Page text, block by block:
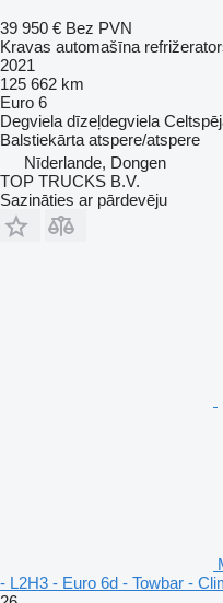
39 950 € Bez PVN
Kravas automašīna
2021
125 662 km
Euro 6
Degviela dīzeļdegviela
Balstiekārta atspere/atspere
Nīderlande, Dongen
TOP TRUCKS B.V.
Sazināties ar pārdevēju
- L2H3 - Euro 6d - Towbar -